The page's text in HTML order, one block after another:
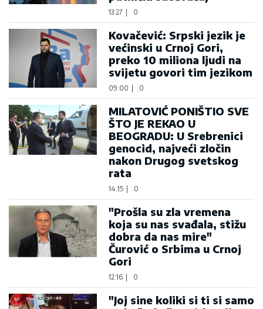
13:27 0
Kovačević: Srpski jezik je
većinski u Crnoj Gori,
preko 10 miliona ljudi na
svijetu govori tim jezikom
09:00 0
MILATOVIĆ PONIŠTIO SVE
ŠTO JE REKAO U
BEOGRADU: U Srebrenici
genocid, najveći zločin
nakon Drugog svetskog
rata
14:15 0
"Prošla su zla vremena
koja su nas svađala, stižu
dobra da nas mire"
Čurović o Srbima u Crnoj
Gori
12:16 0
"Joj sine koliki si ti si samo